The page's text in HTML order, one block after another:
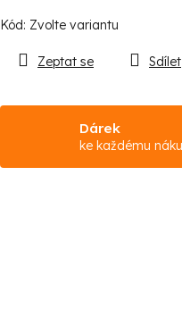
Kód: Zvolte variantu
Dárek
ke každému
Zeptat se Sdílet